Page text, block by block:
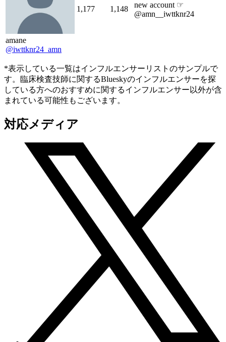
amane
@iwttknr24_amn
1,177 1,148
new account ☞
@amn__iwttknr24
*表示している一覧はインフルエンサーリストのサンプルで
す。臨床検査技師に関するBlueskyのインフルエンサーを探
している方へのおすすめに関するインフルエンサー以外が含
まれている可能性もございます。
対応メディア